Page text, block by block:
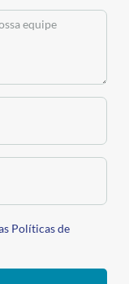
Políticas de